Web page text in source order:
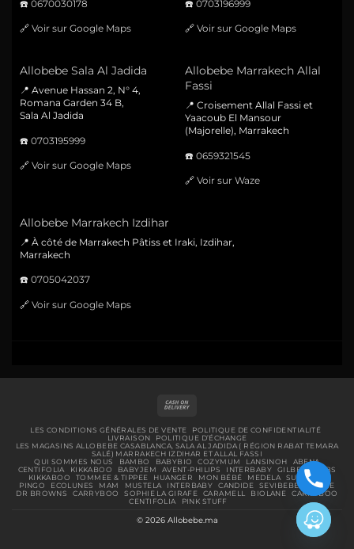
☎️ 0670030178
🔗 Voir sur Google Maps
☎️ 0703196999
🔗 Voir sur Google Maps
Allobebe Sala Al Jadida
📍 Avenue Hassan 2, N° 4,
Romana Garden 34 B,
Sala Al Jadida
☎️ 0703195999
🔗 Voir sur Google Maps
Allobebe Marrakech Allal
Fassi
📍 Croisement Allal Fassi et
Yaacoub El Mansour
(Majorelle), Marrakech
☎️ 0659321545
🔗 Voir sur Waze
Allobebe Marrakech Izdihar
📍 À côté de Marrakech Pâtiss et Iraki, Izdihar,
Marrakech
☎️ 0705042037
🔗 Voir sur Google Maps
Delivery
LES CONDITIONS GÉNÉRALES DE VENTE
POLITIQUE DE CONFIDENTIALITÉ
LIVRAISON
POLITIQUE D’ÉCHANGE
LES MAGASINS ALLOBEBE CASABLANCA, SALA AL JADIDA ( RÉGION RABAT TEMARA
SALÉ) MARRAKECH IZDIHAR ET ALLAL FASSI
QUI SOMMES NOUS
BAMBO BABYBIO COZYMUM LANSINOH
ABENA
CENTIFOLIA
KIKKABOO BABYJEM AVENT-PHILIPS INTERBABY GILBERT
BIBS
KIKKABOO
TOMMEE & TIPPEE HUANGER MON BÉBÉ MEDELA
SUAVINEX
PINGO
ECOLUNES MAM MUSTELA INTERBABY CANDIDE SEVIBEBE
URIAGE
DR BROWNS
CARRYBOO SOPHIE LA GIRAFE CARAMELL BIOLANE
CARRYBOO
CENTIFOLIA
PINK STUFF
© 2026 Allobebe.ma